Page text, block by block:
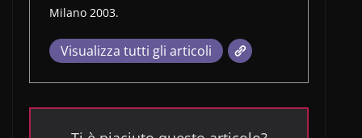
Milano 2003.
Visualizza tutti gli articoli